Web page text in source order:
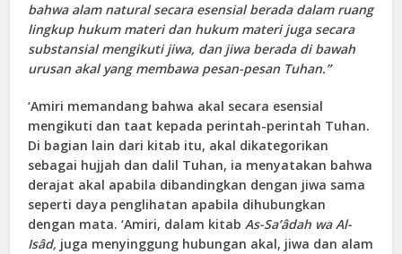
bahwa alam natural secara esensial berada dalam ruang
lingkup hukum materi dan hukum materi juga secara
substansial mengikuti jiwa, dan jiwa berada di bawah
urusan akal yang membawa pesan-pesan Tuhan.”
‘Amiri memandang bahwa akal secara esensial
mengikuti dan taat kepada perintah-perintah Tuhan.
Di bagian lain dari kitab itu, akal dikategorikan
sebagai hujjah dan dalil Tuhan, ia menyatakan bahwa
derajat akal apabila dibandingkan dengan jiwa sama
seperti daya penglihatan apabila dihubungkan
dengan mata. ‘Amiri, dalam kitabAs-Sa’âdah wa Al-
Isâd, juga menyinggung hubungan akal, jiwa dan alam